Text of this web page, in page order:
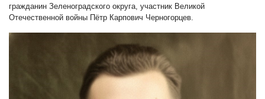
гражданин Зеленоградского округа, участник Великой
Отечественной войны Пётр Карпович Черногорцев.